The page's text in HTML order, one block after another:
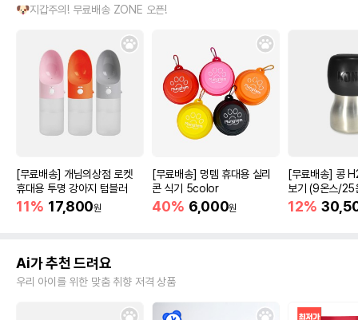
🐶지갑주의! 무료배송 ZONE 오픈!
[무료배송] 개님의상점 로켓
휴대용 투명 강아지 텀블러
11% 17,800원
[무료배송] 멍템 휴대용 실리
콘 식기 5color
40% 6,000원
[무료배송] 콩
보기 (9온스/25
12%
Ai가 추천 드려요
우리 아이를 위한 맞춤 취향 저격 상품